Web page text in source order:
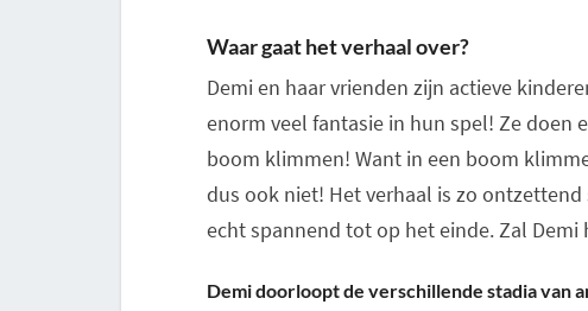
Waar gaat het verhaal over?
Demi en haar vrienden zijn actieve
enorm veel fantasie in hun spel! Ze doen
boom klimmen! Want in een boom
dus ook niet! Het verhaal is zo
echt spannend tot op het einde. Zal
Demi doorloopt de verschillende stadia van